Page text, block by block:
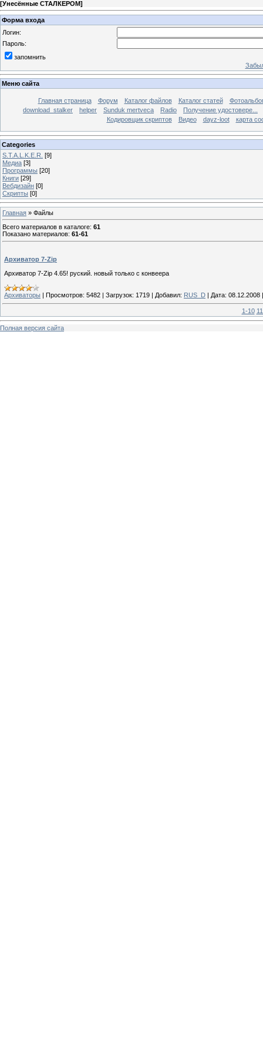
[Унесённые СТАЛКЕРОМ]
Форма входа
Логин:
Пароль:
запомнить
Меню сайта
Главная страница Форум Каталог файлов Каталог статей
download_stalker
helper Sunduk mertveca Radio
Получение удостовере...
Кодировщик скриптов
Видео dayz-loot карта
Categories
S.T.A.L.K.E.R. [9]
Медиа [3]
Программы [20]
Книги [29]
Вебдизайн [0]
Скрипты [0]
Главная » Файлы
Всего материалов в каталоге: 61
Показано материалов: 61-61
Архиватор 7-Zip
Архиватор 7-Zip 4.65! руский. новый только с конвеера
Архиваторы | Просмотров: 5482 | Загрузок: 1719 | Добавил: RUS_D | Дата: 08.12.2008
1-10
Полная версия сайта